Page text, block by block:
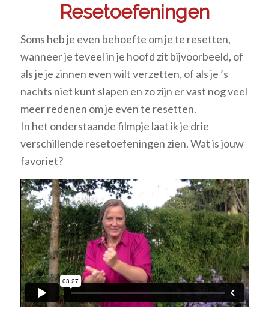
Resetoefeningen
Soms heb je even behoefte om je te resetten,
wanneer je teveel in je hoofd zit bijvoorbeeld, of
als je je zinnen even wilt verzetten, of als je ’s
nachts niet kunt slapen en zo zijn er vast nog veel
meer redenen om je even te resetten.
In het onderstaande filmpje laat ik je drie
verschillende resetoefeningen zien. Wat is jouw
favoriet?